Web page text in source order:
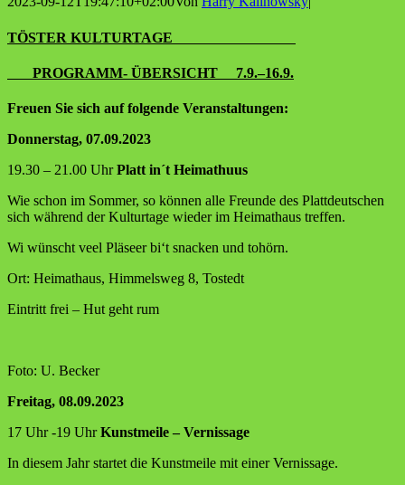
TÖSTER KULTURTAGE
PROGRAMM- ÜBERSICHT 7.9.–16.9.
Freu­en Sie sich auf fol­gen­de Veranstaltungen:
Don­ners­tag, 07.09.2023
19.30 – 21.00 UhrPlatt in´t Heimathuus
Wie schon im Som­mer, so kön­nen alle Freun­de des Platt­deut­schen
sich wäh­rend der Kul­tur­ta­ge wie­der im Hei­mat­haus treffen.
Wi wünscht veel Plä­se­er bi‘t sna­cken und tohörn.
Ort: Hei­mat­haus, Him­mels­weg 8, Tostedt
Ein­tritt frei – Hut geht rum
Foto: U. Becker
Frei­tag, 08.09.2023
17 Uhr ‑19 UhrKunst­mei­le – Vernissage
In die­sem Jahr star­tet die Kunst­mei­le mit einer Vernissage.